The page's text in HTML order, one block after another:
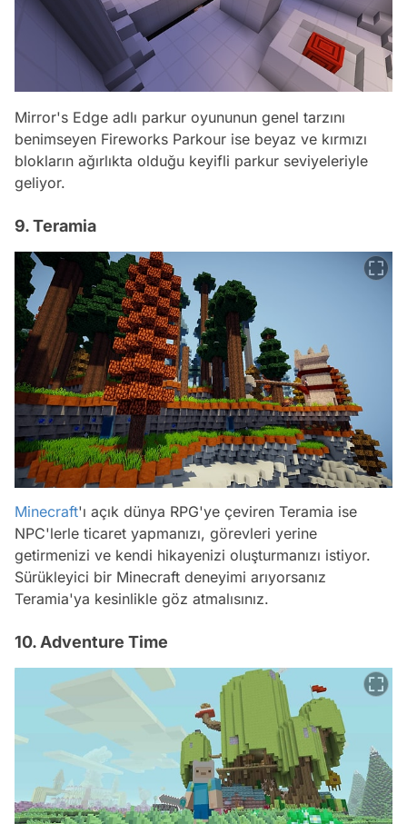
Mirror's Edge adlı parkur oyununun genel tarzını
benimseyen Fireworks Parkour ise beyaz ve kırmızı
blokların ağırlıkta olduğu keyifli parkur seviyeleriyle
geliyor.
9. Teramia
Minecraft'ı açık dünya RPG'ye çeviren Teramia ise
NPC'lerle ticaret yapmanızı, görevleri yerine
getirmenizi ve kendi hikayenizi oluşturmanızı istiyor.
Sürükleyici bir Minecraft deneyimi arıyorsanız
Teramia'ya kesinlikle göz atmalısınız.
10. Adventure Time